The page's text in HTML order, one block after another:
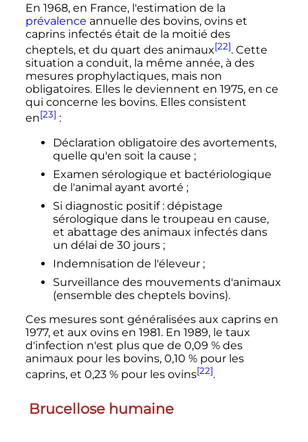
En 1968, en France, l'estimation de la
prévalence annuelle des bovins, ovins et
caprins infectés était de la moitié des
cheptels, et du quart des animaux[22]. Cette
situation a conduit, la même année, à des
mesures prophylactiques, mais non
obligatoires. Elles le deviennent en 1975, en ce
qui concerne les bovins. Elles consistent
en[23] :
Déclaration obligatoire des avortements,
quelle qu'en soit la cause ;
Examen sérologique et bactériologique
de l'animal ayant avorté ;
Si diagnostic positif : dépistage
sérologique dans le troupeau en cause,
et abattage des animaux infectés dans
un délai de 30 jours ;
Indemnisation de l'éleveur ;
Surveillance des mouvements d'animaux
(ensemble des cheptels bovins).
Ces mesures sont généralisées aux caprins en
1977, et aux ovins en 1981. En 1989, le taux
d'infection n'est plus que de 0,09 % des
animaux pour les bovins, 0,10 % pour les
caprins, et 0,23 % pour les ovins[22].
Brucellose humaine